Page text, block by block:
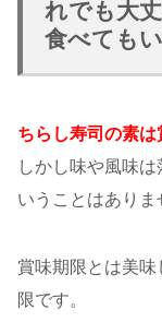
れでも大
食べても
ちらし寿司の素は
しかし味や風味
いうことはありま
賞味期限とは美
限です。